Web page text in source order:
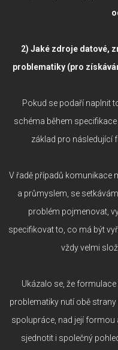
2) Jaké zdroje datové,
problematiky (pro
Pokud se podaří naplnit
schéma během
základ pro následující
V řadě případů komunikace
a průmyslem, se
problém pojmenovat,
specifikovat to, co má být
vždy velmi
Ukázalo se, že
problematiky nutí obě
spolupráce, nad její
sjednotit i společný